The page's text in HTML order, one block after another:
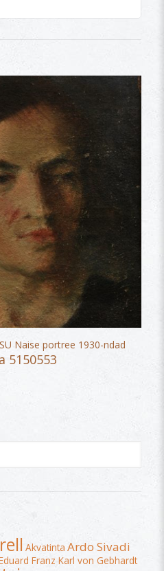
Naise portree 1930-ndad
5150553
Akvatinta Ardo Sivadi
Franz Karl von Gebhardt